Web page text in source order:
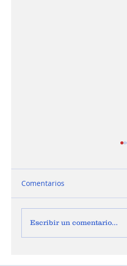
Comentarios
Escribir un comentario...